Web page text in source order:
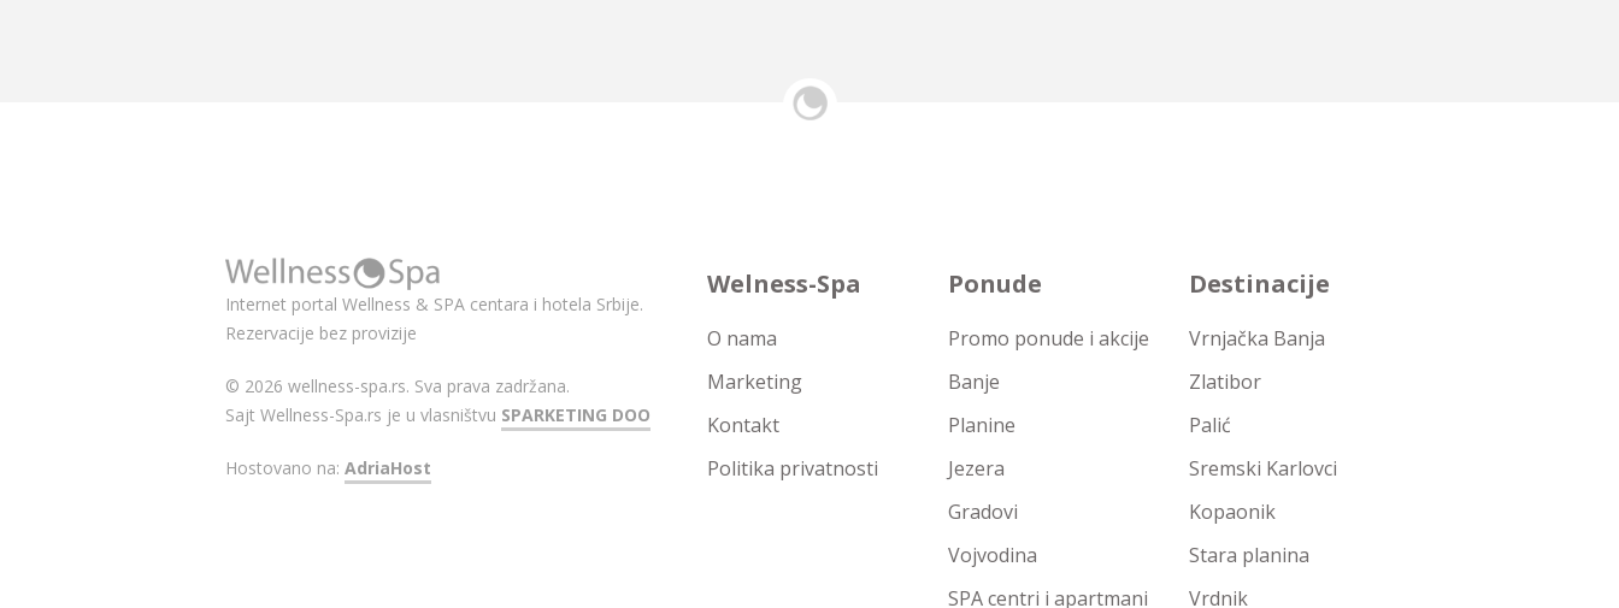
Internet portal Wellness & SPA centara i hotela Srbije.
Rezervacije bez provizije
© 2026 wellness-spa.rs. Sva prava zadržana.
Sajt Wellness-Spa.rs je u vlasništvu SPARKETING DOO
Hostovano na: AdriaHost
Welness-Spa
O nama
Marketing
Kontakt
Politika privatnosti
Ponude
Promo ponude i akcije
Banje
Planine
Jezera
Gradovi
Vojvodina
SPA centri i apartmani
Destinacije
Vrnjačka Banja
Zlatibor
Palić
Sremski Karlovci
Kopaonik
Stara planina
Vrdnik